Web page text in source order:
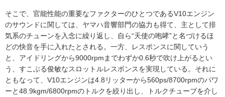
そこで、官能性能の重要なファクターのひとつであるV10エンジン
のサウンドに関しては、ヤマハ音響部門の協力も得て、主として排
気系のチューンを入念に繰り返し、自ら“天使の咆哮”と名づけるほ
どの快音を手に入れたとされる。一方、レスポンスに関していう
と、アイドリングから9000rpmまでわずか0.6秒で吹け上がるとい
う、すこぶる俊敏なスロットルレスポンスを実現している。それに
ともなって、V10エンジンは4.8リッターから560ps/8700rpmのパワ
ーと48.9kgm/6800rpmのトルクを絞り出し、トルクチューブを介し